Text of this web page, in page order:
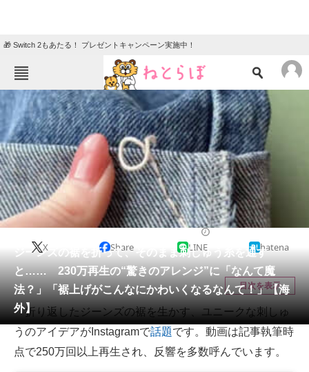
🎁 Switch 2もあたる！ プレゼントキャンペーン実施中！
ねとらぼメニュー
ニュース
エンタメ クイズ
グルメ 地域
住まい 教育・育児
動物 リサーチ
会員記事
メディア
注目記事を集めた総合ページ
ITの今と未来を見通す
ジーンズの裾を折って、そのまま刺しゅう糸を通す
と…… 230万再生の“驚きのアレンジ”に「なんて魔
法？」「裾上げがこんなにかわいくなるなんて！」【海
外】
X Share LINE hatena
目次を表示
折り返したジーンズの裾を生かす、ユニークな刺しゅ
うのアイデアがInstagramで話題です。動画は記事執筆時
点で250万回以上再生され、反響を多数呼んでいます。